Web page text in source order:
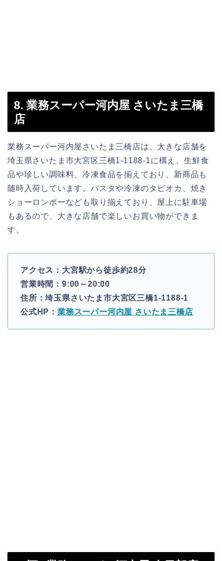
8. 業務スーパー河内屋 さいたま三橋
店
業務スーパー河内屋さいたま三橋店は、大きな店舗を
埼玉県さいたま市大宮区三橋1-1188-1に構え、生鮮食
品や珍しい調味料、冷凍食品を揃えており、新商品も
随時入荷しています。パスタや冷凍のタピオカ、焼き
ショーロンポーなども取り揃えており、屋上に駐車場
もあるので、大きな店舗で楽しいお買い物ができま
す。
アクセス：大宮駅から徒歩約28分
営業時間：9:00～20:00
住所：埼玉県さいたま市大宮区三橋1-1188-1
公式HP： 業務スーパー河内屋 さいたま三橋店